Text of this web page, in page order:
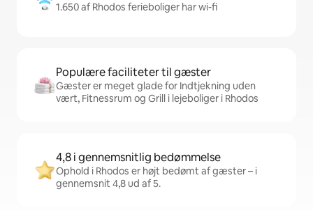
1.650 af Rhodos ferieboliger har wi-fi
Populære faciliteter til gæster
Gæster er meget glade for Indtjekning uden
vært, Fitnessrum og Grill i lejeboliger i Rhodos
4,8 i gennemsnitlig bedømmelse
Ophold i Rhodos er højt bedømt af gæster – i
gennemsnit 4,8 ud af 5.